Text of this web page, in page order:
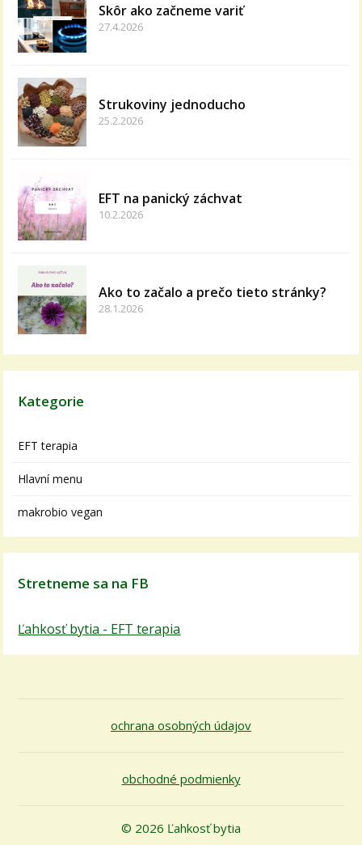
Skôr ako začneme variť
27.4.2026
Strukoviny jednoducho
25.2.2026
EFT na panický záchvat
10.2.2026
Ako to začalo a prečo tieto stránky?
28.1.2026
Kategorie
EFT terapia
Hlavní menu
makrobio vegan
Stretneme sa na FB
Ľahkosť bytia - EFT terapia
ochrana osobných údajov
obchodné podmienky
© 2026 Ľahkosť bytia